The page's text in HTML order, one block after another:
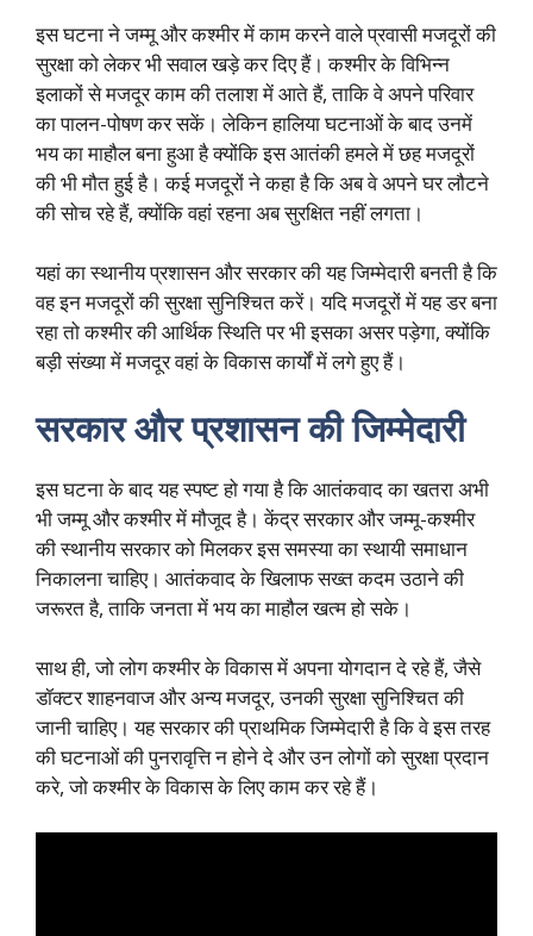
इस घटना ने जम्मू और कश्मीर में काम करने वाले प्रवासी मजदूरों की
सुरक्षा को लेकर भी सवाल खड़े कर दिए हैं। कश्मीर के विभिन्न
इलाकों से मजदूर काम की तलाश में आते हैं, ताकि वे अपने परिवार
का पालन-पोषण कर सकें। लेकिन हालिया घटनाओं के बाद उनमें
भय का माहौल बना हुआ है क्योंकि इस आतंकी हमले में छह मजदूरों
की भी मौत हुई है। कई मजदूरों ने कहा है कि अब वे अपने घर लौटने
की सोच रहे हैं, क्योंकि वहां रहना अब सुरक्षित नहीं लगता।
यहां का स्थानीय प्रशासन और सरकार की यह जिम्मेदारी बनती है कि
वह इन मजदूरों की सुरक्षा सुनिश्चित करें। यदि मजदूरों में यह डर बना
रहा तो कश्मीर की आर्थिक स्थिति पर भी इसका असर पड़ेगा, क्योंकि
बड़ी संख्या में मजदूर वहां के विकास कार्यों में लगे हुए हैं।
सरकार और प्रशासन की जिम्मेदारी
इस घटना के बाद यह स्पष्ट हो गया है कि आतंकवाद का खतरा अभी
भी जम्मू और कश्मीर में मौजूद है। केंद्र सरकार और जम्मू-कश्मीर
की स्थानीय सरकार को मिलकर इस समस्या का स्थायी समाधान
निकालना चाहिए। आतंकवाद के खिलाफ सख्त कदम उठाने की
जरूरत है, ताकि जनता में भय का माहौल खत्म हो सके।
साथ ही, जो लोग कश्मीर के विकास में अपना योगदान दे रहे हैं, जैसे
डॉक्टर शाहनवाज और अन्य मजदूर, उनकी सुरक्षा सुनिश्चित की
जानी चाहिए। यह सरकार की प्राथमिक जिम्मेदारी है कि वे इस तरह
की घटनाओं की पुनरावृत्ति न होने दे और उन लोगों को सुरक्षा प्रदान
करे, जो कश्मीर के विकास के लिए काम कर रहे हैं।